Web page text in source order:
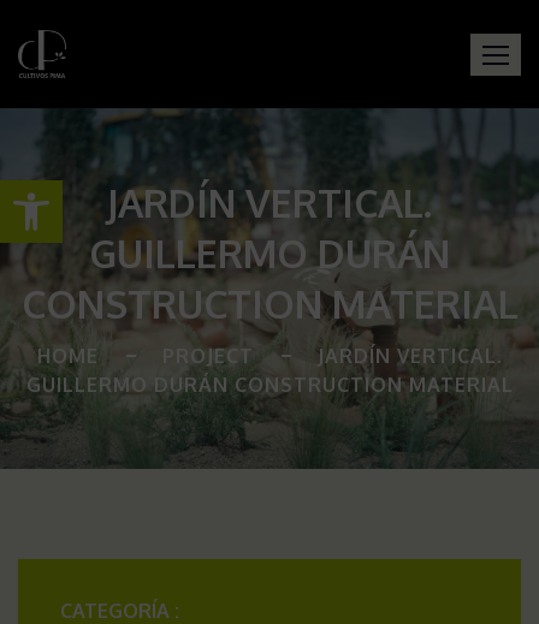
Open toolbar
JARDÍN VERTICAL.
GUILLERMO DURÁN
CONSTRUCTION MATERIAL
HOME PROJECT
JARDÍN VERTICAL.
GUILLERMO DURÁN CONSTRUCTION MATERIAL
CATEGORÍA :